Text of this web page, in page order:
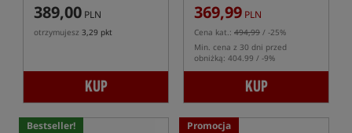
389,00 PLN
otrzymujesz 3,29 pkt
KUP
369,99 PLN
Cena kat.: 494,99 / -25%
Min. cena z 30 dni przed
obniżką: 404.99 / -9%
KUP
Bestseller! Promocja